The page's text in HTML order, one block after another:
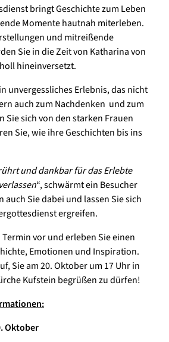
bringt Geschichte zum Leben
Momente hautnah miterleben.
und mitreißende
Sie in die Zeit von Katharina von
hineinversetzt.
unvergessliches Erlebnis, das nicht
auch zum Nachdenken und zum
Sie sich von den starken Frauen
Sie, wie ihre Geschichten bis ins
und dankbar für das Erlebte
“, schwärmt ein Besucher
auch Sie dabei und lassen Sie sich
ergreifen.
vor und erleben Sie einen
Emotionen und Inspiration.
Sie am 20. Oktober um 17 Uhr in
Kufstein begrüßen zu dürfen!
Oktober